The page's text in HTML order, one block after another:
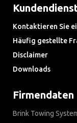
Kontaktieren Sie
Häufig gestellte
Disclaimer
Downloads
Firmendaten
Brink Towing